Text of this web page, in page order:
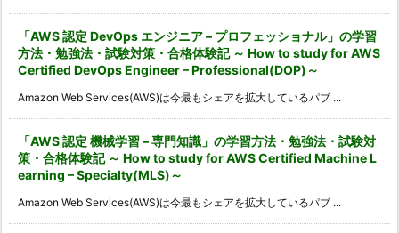
「AWS 認定 DevOps エンジニア – プロフェッショナル」の学習
方法・勉強法・試験対策・合格体験記 ～ How to study for AWS
Certified DevOps Engineer – Professional(DOP)～
Amazon Web Services(AWS)は今最もシェアを拡大しているパブ ...
「AWS 認定 機械学習 – 専門知識」の学習方法・勉強法・試験対
策・合格体験記 ～ How to study for AWS Certified Machine L
earning – Specialty(MLS)～
Amazon Web Services(AWS)は今最もシェアを拡大しているパブ ...